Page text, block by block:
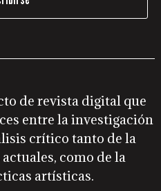
de revista digital que
entre la investigación
crítico tanto de la
como de la
artísticas.